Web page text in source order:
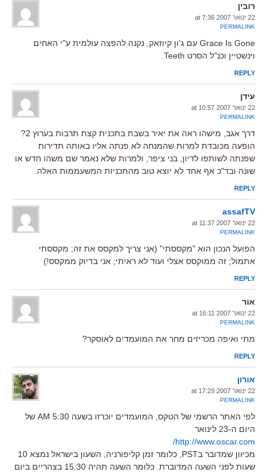
רובין
22 ינואר 2007 at 7:36
PERMALINK
Grace Is Gone עם ג'ון קיוזאק, נקנה להפצה עולמית ע"י האחים
וינשטיין וכנ"ל הסרט Teeth.
REPLY
עידן
22 ינואר 2007 at 10:57
PERMALINK
דרך אגב, מישהו ראה את יאיר בשבת בתכנית קצת תרבות בערוץ 2?
הופעה מכובדת למרות שהמנחה לא פנתה אליו באותה תדירות
שפנתה לשותפו לדיון, בני ציפר, ולמרות שלא נאמר שם משהו חדש או
שונה ובד"כ אף אחד לא יוצא טוב מהתכניות המשעממות האלה.
REPLY
assafTV
22 ינואר 2007 at 11:37
PERMALINK
הפועל הנכון הוא "מקססתי" (אני צריך למקסס את זה; מקססתי
אתמול; זה ממוקסס אצלי ועוד לא ראיתי; אני בדיוק ממקסס!)
REPLY
אור
22 ינואר 2007 at 16:11
PERMALINK
מתי ואיפה מכריזים מחר את המועמדים לאוסקר?
REPLY
אורון
22 ינואר 2007 at 17:29
PERMALINK
לפי האתר הרשמי של הטקס, המועמדים יוכרזו בשעה 5:30 AM של
היום ה-23 לינואר
http://www.oscar.com/
מכיוון שמדובר בPST, כלומר זמן קליפורניה, השעון בישראל נמצא 10
שעות לפני השעה המדוברת. כלומר השעה תהיה 15:30 בצהריים ביום